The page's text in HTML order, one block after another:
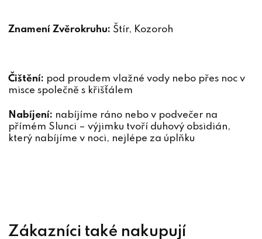
Znamení Zvěrokruhu: Štír, Kozoroh
Čištění: pod proudem vlažné vody nebo přes noc v
misce společně s křišťálem
Nabíjení: nabíjíme ráno nebo v podvečer na
přímém Slunci – výjimku tvoří duhový obsidián,
který nabíjíme v noci, nejlépe za úplňku